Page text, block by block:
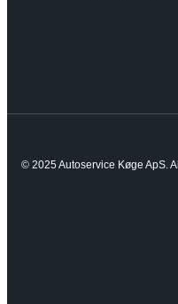
© 2025 Autoservice Køge ApS.